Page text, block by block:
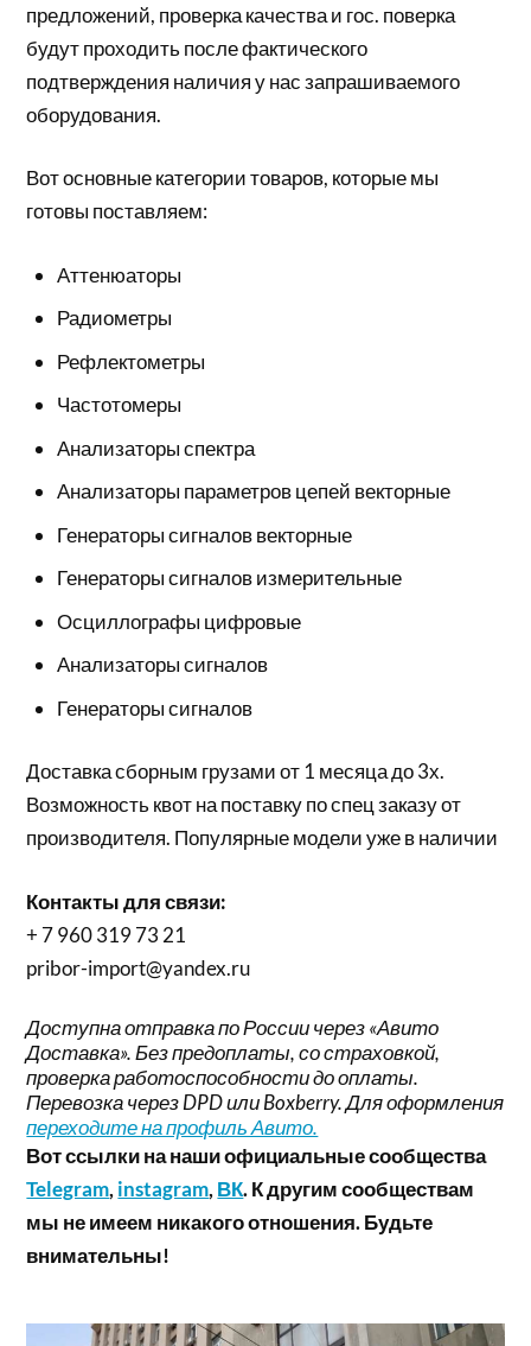
предложений, проверка качества и гос. поверка
будут проходить после фактического
подтверждения наличия у нас запрашиваемого
оборудования.
Вот основные категории товаров, которые мы
готовы поставляем:
Аттенюаторы
Радиометры
Рефлектометры
Частотомеры
Анализаторы спектра
Анализаторы параметров цепей векторные
Генераторы сигналов векторные
Генераторы сигналов измерительные
Осциллографы цифровые
Анализаторы сигналов
Генераторы сигналов
Доставка сборным грузами от 1 месяца до 3х.
Возможность квот на поставку по спец заказу от
производителя. Популярные модели уже в наличии
Контакты для связи:
+ 7 960 319 73 21
pribor-import@yandex.ru
Доступна отправка по России через «Авито
Доставка». Без предоплаты, со страховкой,
проверка работоспособности до оплаты.
Перевозка через DPD или Boxberry. Для оформления
переходите на профиль Авито.
Вот ссылки на наши официальные сообщества
Telegram,instagram,ВК. К другим сообществам
мы не имеем никакого отношения. Будьте
внимательны!